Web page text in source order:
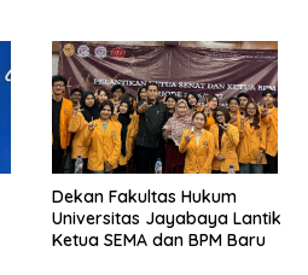
Dekan Fakultas Hukum
Universitas Jayabaya Lantik
Ketua SEMA dan BPM Baru